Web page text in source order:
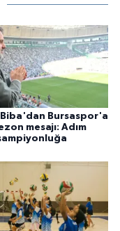
Bursaspor'a
mesajı: Adım